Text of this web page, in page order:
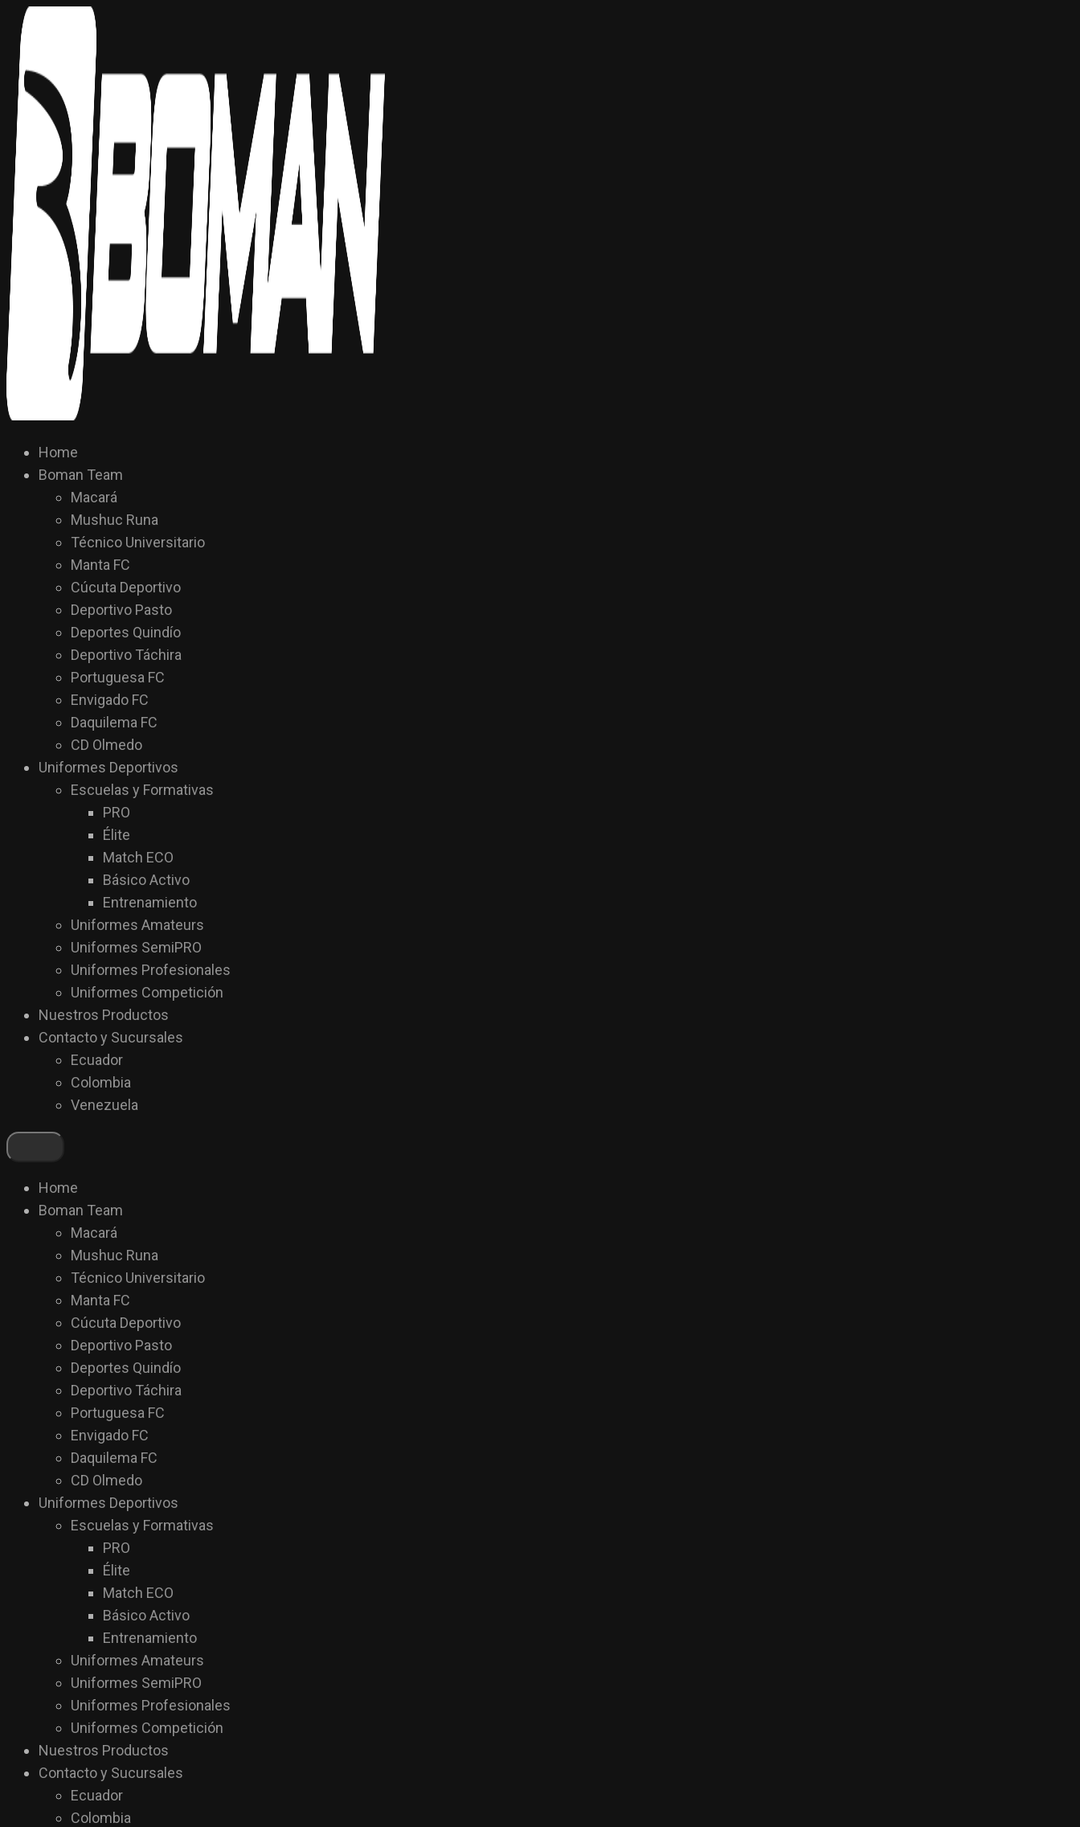
Home
Boman Team
Macará
Mushuc Runa
Técnico Universitario
Manta FC
Cúcuta Deportivo
Deportivo Pasto
Deportes Quindío
Deportivo Táchira
Portuguesa FC
Envigado FC
Daquilema FC
CD Olmedo
Uniformes Deportivos
Escuelas y Formativas
PRO
Élite
Match ECO
Básico Activo
Entrenamiento
Uniformes Amateurs
Uniformes SemiPRO
Uniformes Profesionales
Uniformes Competición
Nuestros Productos
Contacto y Sucursales
Ecuador
Colombia
Venezuela
Home
Boman Team
Macará
Mushuc Runa
Técnico Universitario
Manta FC
Cúcuta Deportivo
Deportivo Pasto
Deportes Quindío
Deportivo Táchira
Portuguesa FC
Envigado FC
Daquilema FC
CD Olmedo
Uniformes Deportivos
Escuelas y Formativas
PRO
Élite
Match ECO
Básico Activo
Entrenamiento
Uniformes Amateurs
Uniformes SemiPRO
Uniformes Profesionales
Uniformes Competición
Nuestros Productos
Contacto y Sucursales
Ecuador
Colombia